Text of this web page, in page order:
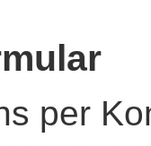
per